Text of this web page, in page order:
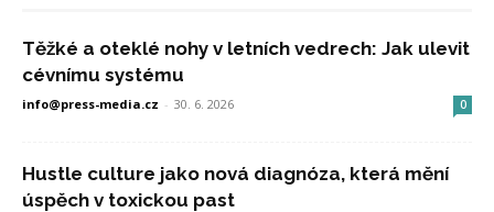
Těžké a oteklé nohy v letních vedrech: Jak ulevit
cévnímu systému
info@press-media.cz - 30. 6. 2026 0
Hustle culture jako nová diagnóza, která mění
úspěch v toxickou past